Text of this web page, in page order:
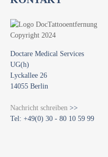
Doctare Medical Services
UG(h)
Lyckallee 26
14055 Berlin
Nachricht schreiben >>
Tel: +49(0) 30 - 80 10 59 99